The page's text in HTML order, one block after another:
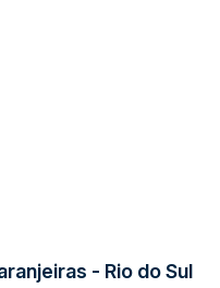
- Rio do Sul